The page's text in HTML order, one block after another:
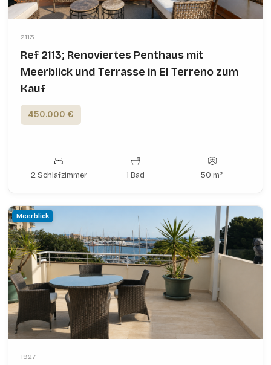
2113
Ref 2113; Renoviertes Penthaus mit
Meerblick und Terrasse in El Terreno zum
Kauf
450.000 €
2 Schlafzimmer 1 Bad 50 m²
Meerblick
1927